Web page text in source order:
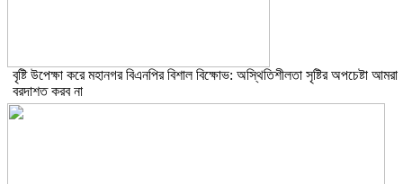
বৃষ্টি উপেক্ষা করে মহানগর বিএনপির বিশাল বিক্ষোভ: অস্থিতিশীলতা সৃষ্টির অপচেষ্টা আমরা
বরদাশত করব না